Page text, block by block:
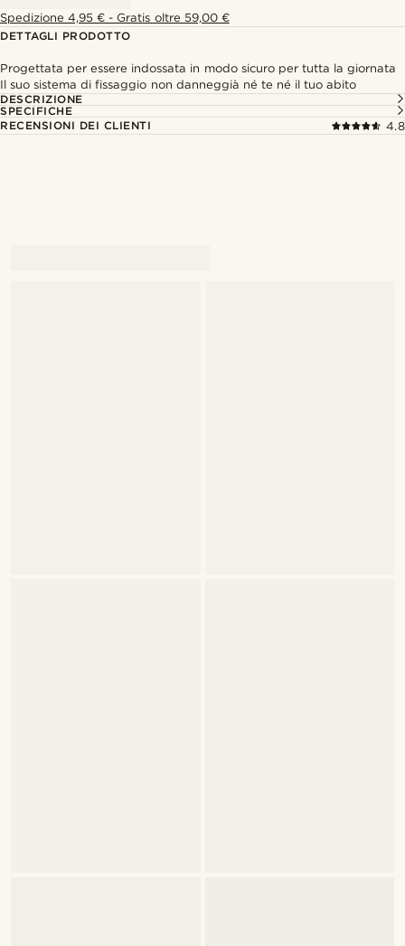
Spedizione 4,95 € - Gratis oltre 59,00 €
DETTAGLI PRODOTTO
Progettata per essere indossata in modo sicuro per tutta la giornata
Il suo sistema di fissaggio non danneggià né te né il tuo abito
DESCRIZIONE
SPECIFICHE
RECENSIONI DEI CLIENTI
4.8